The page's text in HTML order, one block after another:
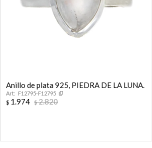
Anillo de plata 925, PIEDRA DE LA LUNA.
F12795-F12795
$ 1.974 $2.820